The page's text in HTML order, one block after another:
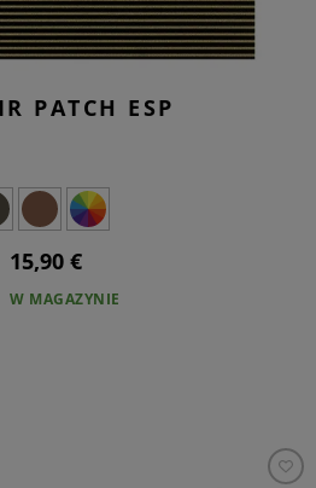
PATCH ESP
15,90 €
W MAGAZYNIE